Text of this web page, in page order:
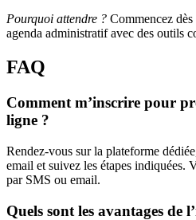
Pourquoi attendre ? Commencez
agenda administratif avec des outils
FAQ
Comment m’inscrire pour
ligne ?
Rendez-vous sur la plateforme
email et suivez les étapes indiquées.
par SMS ou email.
Quels sont les avantages de